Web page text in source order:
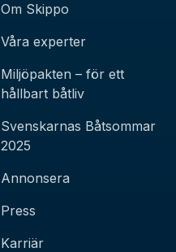
Om Skippo
Våra experter
Miljöpakten – för ett
hållbart båtliv
Svenskarnas Båtsommar
2025
Annonsera
Press
Karriär